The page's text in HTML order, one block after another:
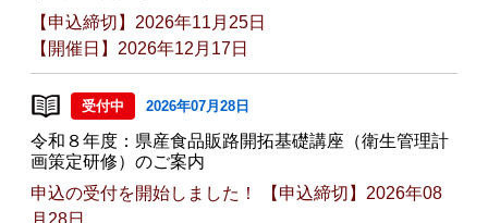
【申込締切】2026年11月25日
【開催日】2026年12月17日
受付中 2026年07月28日
令和８年度：県産食品販路開拓基礎講座（衛生管理計
画策定研修）のご案内
申込の受付を開始しました！ 【申込締切】2026年08
月28日